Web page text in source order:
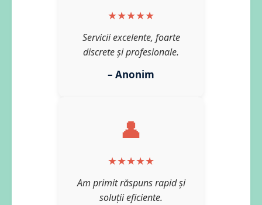
★★★★★
Servicii excelente, foarte
discrete și profesionale.
– Anonim
👤
★★★★★
Am primit răspuns rapid și
soluții eficiente.